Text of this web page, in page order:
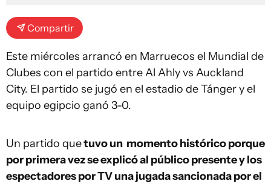
Compartir
Este miércoles arrancó en Marruecos el Mundial de
Clubes con el partido entre Al Ahly vs Auckland
City. El partido se jugó en el estadio de Tánger y el
equipo egipcio ganó 3-0.
Un partido quetuvo un momento histórico porque
por primera vez se explicó al público presente y los
espectadores por TV una jugada sancionada por el